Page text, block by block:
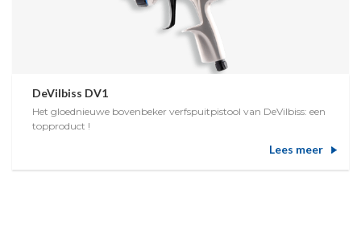
DeVilbiss DV1
Het gloednieuwe bovenbeker verfspuitpistool van DeVilbiss: een
topproduct !
Lees meer